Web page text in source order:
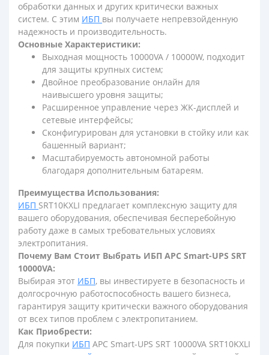
обработки данных и других критически важных
систем. С этим ИБП вы получаете непревзойденную
надежность и производительность.
Основные Характеристики:
Выходная мощность 10000VA / 10000W, подходит
для защиты крупных систем;
Двойное преобразование онлайн для
наивысшего уровня защиты;
Расширенное управление через ЖК-дисплей и
сетевые интерфейсы;
Сконфигурирован для установки в стойку или как
башенный вариант;
Масштабируемость автономной работы
благодаря дополнительным батареям.
Преимущества Использования:
ИБП SRT10KXLI предлагает комплексную защиту для
вашего оборудования, обеспечивая бесперебойную
работу даже в самых требовательных условиях
электропитания.
Почему Вам Стоит Выбрать ИБП APC Smart-UPS SRT
10000VA:
Выбирая этот ИБП, вы инвестируете в безопасность и
долгосрочную работоспособность вашего бизнеса,
гарантируя защиту критически важного оборудования
от всех типов проблем с электропитанием.
Как Приобрести:
Для покупки ИБП APC Smart-UPS SRT 10000VA SRT10KXLI